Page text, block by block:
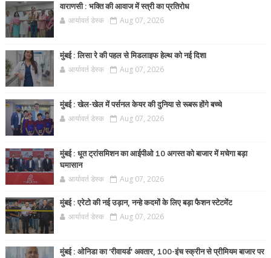
वाराणसी : भक्ति की आवाज में स्त्री का प्रतिरोध
आर्यावर्त डेस्क Aug 07, 2026
मुंबई : लिसा रे की पहल से मिडलाइफ हेल्थ को नई दिशा
आर्यावर्त डेस्क Aug 07, 2026
मुंबई : खेल-खेल में पर्सनल केयर की दुनिया से रूबरू होंगे बच्चे
आर्यावर्त डेस्क Aug 07, 2026
मुंबई : धूत ट्रांसमिशन का आईपीओ 10 अगस्त को बाजार में मचेगा बड़ा
घमासान
आर्यावर्त डेस्क Aug 07, 2026
मुंबई : एरेटो की नई उड़ान, नन्हे कदमों के लिए बड़ा फैशन स्टेटमेंट
आर्यावर्त डेस्क Aug 07, 2026
मुंबई : ओनिडा का 'रीवायर्ड’ अवतार, 100-इंच स्क्रीन से प्रीमियम बाजार पर